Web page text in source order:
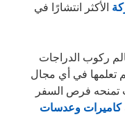
الأكثر انتشارًا في
ركوب الدراجات
تعلمها في أي مجال
تمنحه فرص السفر
كاميرات وعدسات